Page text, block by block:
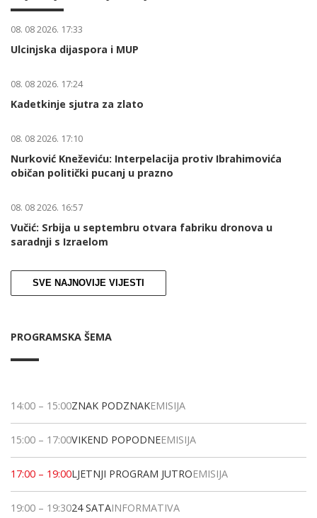
08. 08 2026. 17:33
Ulcinjska dijaspora i MUP
08. 08 2026. 17:24
Kadetkinje sjutra za zlato
08. 08 2026. 17:10
Nurković Kneževiću: Interpelacija protiv Ibrahimovića
običan politički pucanj u prazno
08. 08 2026. 16:57
Vučić: Srbija u septembru otvara fabriku dronova u
saradnji s Izraelom
SVE NAJNOVIJE VIJESTI
PROGRAMSKA ŠEMA
14:00 – 15:00ZNAK PODZNAKEMISIJA
15:00 – 17:00VIKEND POPODNEEMISIJA
17:00 – 19:00LJETNJI PROGRAM JUTROEMISIJA
19:00 – 19:3024 SATAINFORMATIVA